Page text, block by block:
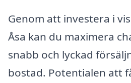
Genom att investera i
Åsa kan du maximera
snabb och lyckad
bostad. Potentialen att